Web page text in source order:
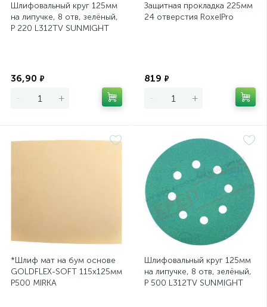
Шлифовальный круг 125мм
на липучке, 8 отв, зелёный,
P 220 L312TV SUNMIGHT
36,90 ₽
- +
Защитная прокладка 225мм
24 отверстия RoxelPro
819 ₽
- +
*Шлиф мат на бум основе
GOLDFLEX-SOFT 115х125мм
Р500 MIRKA
Шлифовальный круг 125мм
на липучке, 8 отв, зелёный,
P 500 L312TV SUNMIGHT